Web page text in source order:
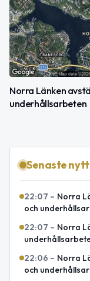
Norra Länken
underhållsarbeten
Senaste nytt
22:07 – Norra
och
22:07 – Norra
22:06 – Norra
och